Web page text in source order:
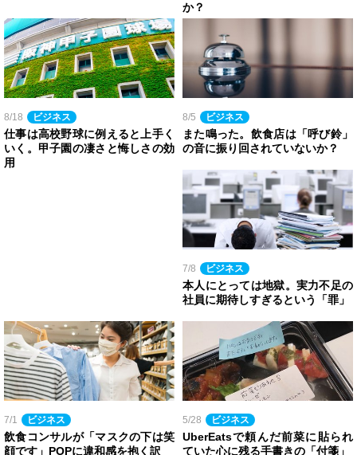
か？
8/18 ビジネス
仕事は高校野球に例えると上手く
いく。甲子園の凄さと悔しさの効
用
8/5 ビジネス
また鳴った。飲食店は「呼び鈴」
の音に振り回されていないか？
7/8 ビジネス
本人にとっては地獄。実力不足の
社員に期待しすぎるという「罪」
7/1 ビジネス
飲食コンサルが「マスクの下は笑
顔です」POPに違和感を抱く訳
5/28 ビジネス
UberEatsで頼んだ前菜に貼られ
ていた心に残る手書きの「付箋」